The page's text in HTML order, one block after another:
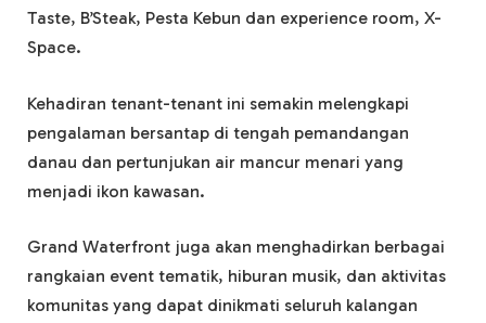
Taste, B’Steak, Pesta Kebun dan experience room, X-
Space.
Kehadiran tenant-tenant ini semakin melengkapi
pengalaman bersantap di tengah pemandangan
danau dan pertunjukan air mancur menari yang
menjadi ikon kawasan.
Grand Waterfront juga akan menghadirkan berbagai
rangkaian event tematik, hiburan musik, dan aktivitas
komunitas yang dapat dinikmati seluruh kalangan